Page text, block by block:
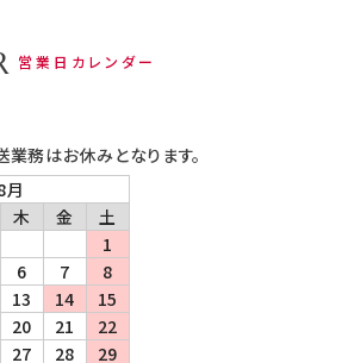
営業日カレンダー
務はお休みとなります。
月
木 金
土
1
6 7
8
13 14
15
20 21
22
27 28
29